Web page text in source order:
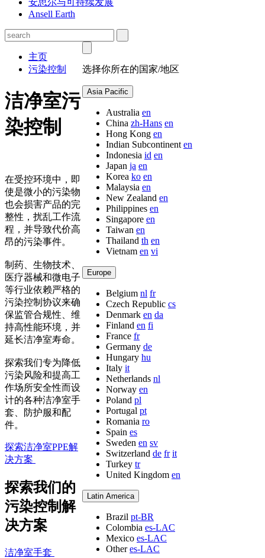
安思尔与可持续发展
Ansell Earth
选择你所在的国家/地区
Asia Pacific
Australia en
China zh-Hans en
Hong Kong en
Indian Subcontinent en
Indonesia id en
Japan ja en
Korea ko en
Malaysia en
New Zealand en
Philippines en
Singapore en
Taiwan en
Thailand th en
Vietnam en vi
Europe
Belgium nl fr
Czech Republic cs
Denmark en da
Finland en fi
France fr
Germany de
Hungary hu
Italy it
Netherlands nl
Norway en
Poland pl
Portugal pt
Romania ro
Spain es
Sweden en sv
Switzerland de fr it
Turkey tr
United Kingdom en
Latin America
Brazil pt-BR
Colombia es-LAC
Mexico es-LAC
Other es-LAC
主页
污染控制
洁净室污
染控制
在受控环境中，即
使是微小的污染物
也会损害产品的完
整性，扰乱工作流
程，并导致代价高
昂的污染事件。
制药、生物技术、
医疗器械和微电子
等行业依赖严格的
污染控制协议来确
保监管合规性、维
持高性能环境，并
延长洁净室寿命。
探索我们专为降低
污染风险和提高工
作场所安全性而设
计的各种洁净室手
套、防护服和配
件。
探索洁净室PPE解
决方案
探索我们的
污染控制解
决方案
洁净室手套